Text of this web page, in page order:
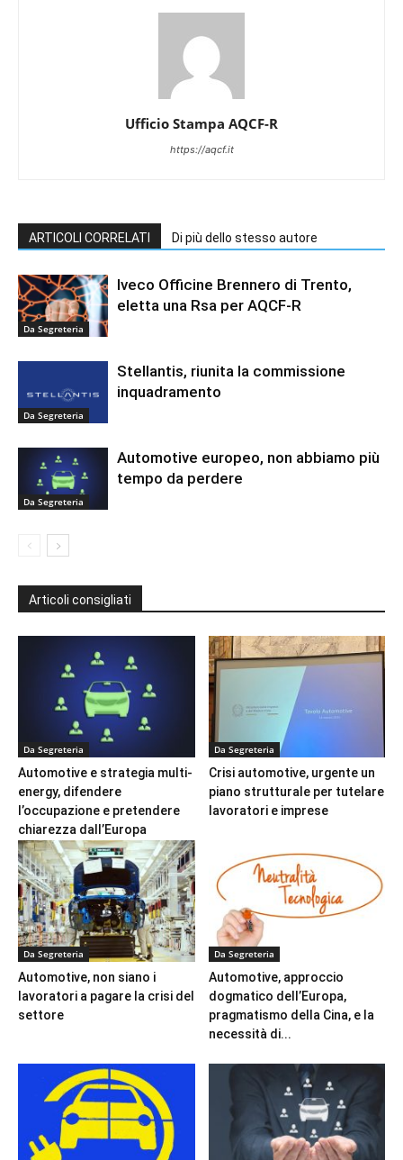
Ufficio Stampa AQCF-R
https://aqcf.it
ARTICOLI CORRELATI Di più dello stesso autore
Da Segreteria
Iveco Officine Brennero di Trento,
eletta una Rsa per AQCF-R
Da Segreteria
Stellantis, riunita la commissione
inquadramento
Da Segreteria
Automotive europeo, non abbiamo più
tempo da perdere
Articoli consigliati
Da Segreteria
Automotive e strategia multi-
energy, difendere
l’occupazione e pretendere
chiarezza dall’Europa
Da Segreteria
Crisi automotive, urgente un
piano strutturale per tutelare
lavoratori e imprese
Da Segreteria
Automotive, non siano i
lavoratori a pagare la crisi del
settore
Da Segreteria
Automotive, approccio
dogmatico dell’Europa,
pragmatismo della Cina, e la
necessità di...